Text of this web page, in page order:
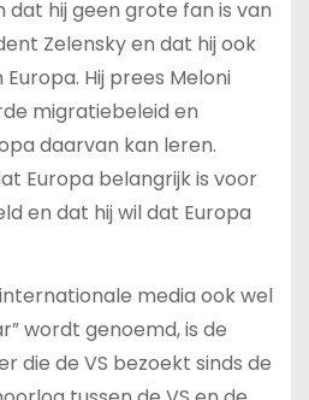
hij geen grote fan is van
Zelensky en dat hij ook
Hij prees Meloni
migratiebeleid en
daarvan kan leren.
Europa belangrijk is voor
en dat hij wil dat Europa
media ook wel
wordt genoemd, is de
die de VS bezoekt sinds de